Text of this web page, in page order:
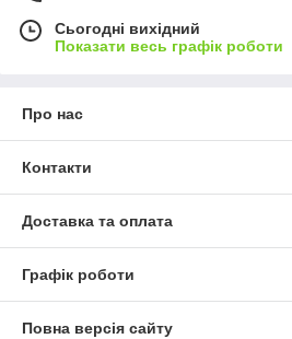
Сьогодні вихідний
Показати весь графік роботи
Про нас
Контакти
Доставка та оплата
Графік роботи
Повна версія сайту